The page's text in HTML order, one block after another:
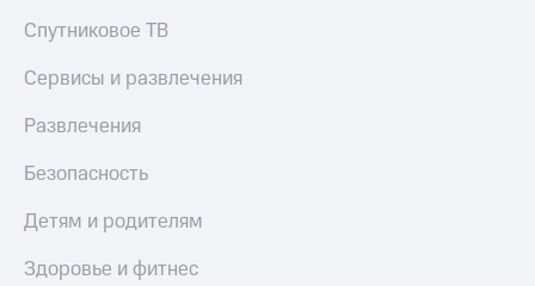
Спутниковое ТВ
Сервисы и развлечения
Развлечения
Безопасность
Детям и родителям
Здоровье и фитнес